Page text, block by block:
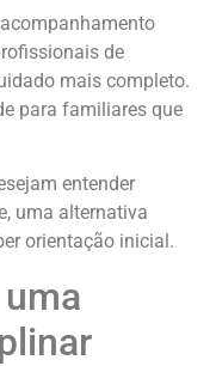
de
mais completo.
para familiares que
entender
uma alternativa
orientação inicial.